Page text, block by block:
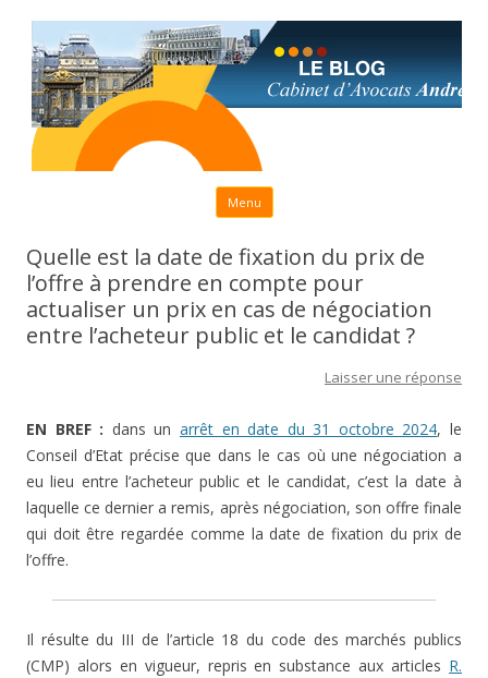
Menu Aller au contenu principal
Quelle est la date de fixation du prix de
l’offre à prendre en compte pour
actualiser un prix en cas de négociation
entre l’acheteur public et le candidat ?
Laisser une réponse
EN BREF : dans un arrêt en date du 31 octobre 2024, le
Conseil d’Etat précise que dans le cas où une négociation a
eu lieu entre l’acheteur public et le candidat, c’est la date à
laquelle ce dernier a remis, après négociation, son offre finale
qui doit être regardée comme la date de fixation du prix de
l’offre.
Il résulte du III de l’article 18 du code des marchés publics
(CMP) alors en vigueur, repris en substance aux articles R.